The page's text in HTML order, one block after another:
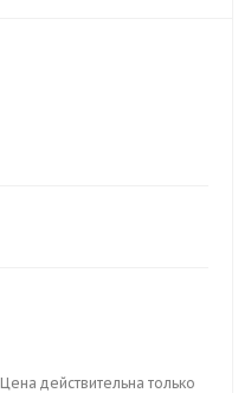
Цена действительна только